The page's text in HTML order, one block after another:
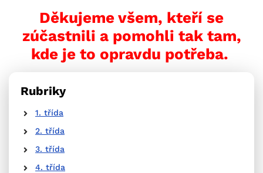
Děkujeme všem, kteří se
zúčastnili a pomohli tak tam,
kde je to opravdu potřeba.
Rubriky
1. třída
2. třída
3. třída
4. třída